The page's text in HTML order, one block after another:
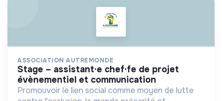
ASSOCIATION AUTREMONDE
stage – assistant·e chef·fe de projet
évènementiel et communication
Promouvoir le lien social comme moyen de lutte